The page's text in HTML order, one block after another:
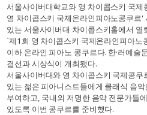
서울사이버대학교와 영 차이콥스키 국
영 차이콥스키 국제온라인피아노콩쿠르
있는 서울사이버대 차이콥스키홀에서 열
`제1회 영 차이콥스키 국제온라인피아노
이하 온라인 피아노 콩쿠르다. 한·러예술
결선과 시상식이 개최됐다.
서울사이버대와 영 차이콥스키 국제콩
있는 젊은 피아니스트들에게 클래식 음
부여하고, 국내외 저명한 음악 전문가들
있도록 이번 콩쿠르를 준비했다.